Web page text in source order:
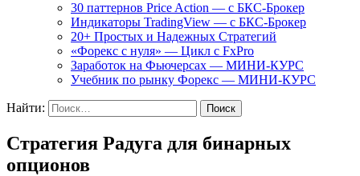
30 паттернов Price Action — с БКС-Брокер
Индикаторы TradingView — с БКС-Брокер
20+ Простых и Надежных Стратегий
«Форекс с нуля» — Цикл с FxPro
Заработок на Фьючерсах — МИНИ-КУРС
Учебник по рынку Форекс — МИНИ-КУРС
Найти:
Стратегия Радуга для бинарных
опционов